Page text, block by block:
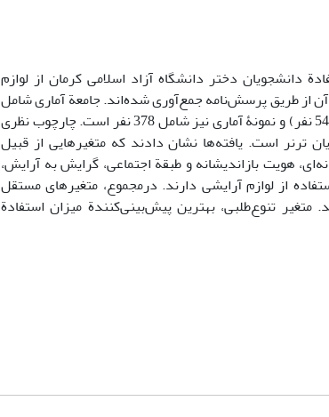
دانشجویان دختر دانشگاه آزاد اسلامی کرمان از لوازم
طریق پرسش‌نامه جمع‌آوری شده‌اند. جامعة آماری شامل
کلیة دانشجویان دختر دانشگاه آزاد اسلامی کرمان (5413 نفر) و نمونۀ آماری نیز شامل 378 نفر است. چارچوب نظری
ترنر است. یافته‌ها نشان دادند که متغیر‌هایی از قبیل
هویت بازاندیشانه و طبقة اجتماعی، گرایش به آرایش،
از لوازم آرایشی دارند. در‌مجموع، متغیرهای مستقل
کنند. متغیر تنوع‌طلبی، بهترین پیش‌بینی‌کنندة میزان استفادة